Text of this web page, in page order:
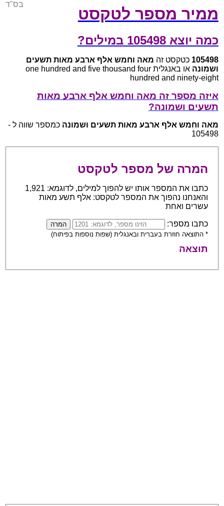
ממיר מספר לטקסט
בס"ד
כמה יוצא 105498 במילים?
105498 כטקסט זה מאה וחמש אלף ארבע מאות תשעים
ושמונה
או באנגלית one hundred and five thousand four
hundred and ninety-eight
איזה מספר זה מאה וחמש אלף ארבע מאות
תשעים ושמונה?
מאה וחמש אלף ארבע מאות תשעים ושמונה כמספר שווה ל -
105498
המרה של מספר לטקסט
כתבו את המספר אותו יש להפוך למילים, לדוגמא: 1,921
והאנחנו נהפוך את המספר לטקסט: אלף תשע מאות
עשרים ואחת
כתבו מספר:
* התוצאה חוזרת בעברית ובאנגלית (שפות נוספות בפיתוח)
תוצאה